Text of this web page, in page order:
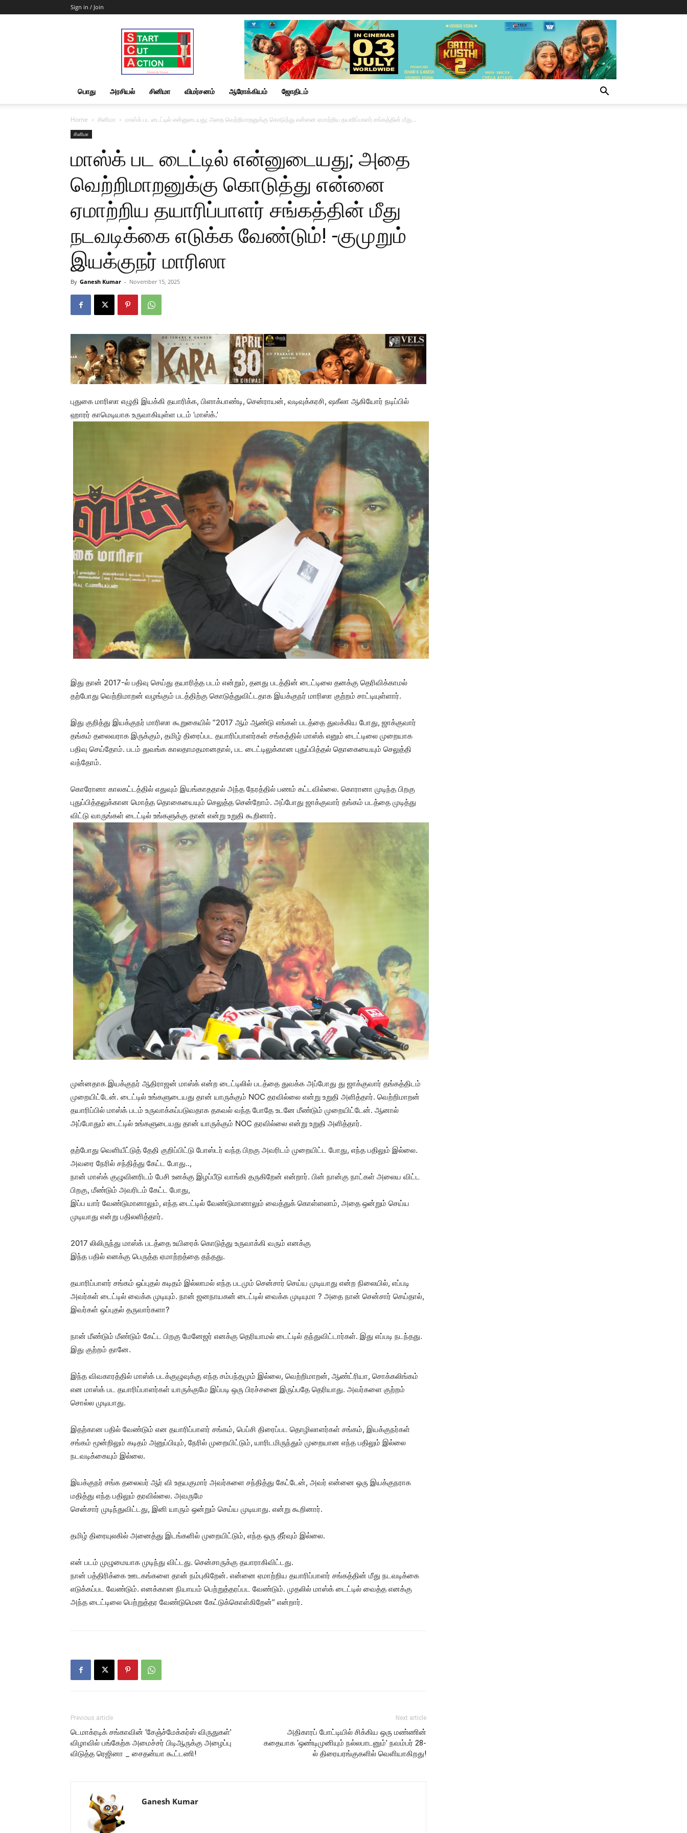
Sign in / Join
Start
Cut
Action
|
News
&
பொது அரசியல் சினிமா விமர்சனம் ஆரோக்கியம் ஜோதிடம்
Home சினிமா மாஸ்க் பட டைட்டில் என்னுடையது; அதை வெற்றிமாறனுக்கு கொடுத்து என்னை ஏமாற்றிய தயாரிப்பாளர் சங்கத்தின் மீது...
சினிமா
மாஸ்க் பட டைட்டில் என்னுடையது; அதை
வெற்றிமாறனுக்கு கொடுத்து என்னை
ஏமாற்றிய தயாரிப்பாளர் சங்கத்தின் மீது
நடவடிக்கை எடுக்க வேண்டும்! -குமுறும்
இயக்குநர் மாரிஸா
By Ganesh Kumar - November 15, 2025
புதுகை மாரிஸா எழுதி இயக்கி தயாரிக்க, பிளாக்பாண்டி, சென்ராயன், வடிவுக்கரசி, ஷகீலா ஆகியோர் நடிப்பில்
ஹாரர் காமெடியாக உருவாகியுள்ள படம் ‘மாஸ்க்.’
இது தான் 2017-ல் பதிவு செய்து தயாரித்த படம் என்றும், தனது படத்தின் டைட்டிலை தனக்கு தெரிவிக்காமல்
தற்போது வெற்றிமாறன் வழங்கும் படத்திற்கு கொடுத்துவிட்டதாக இயக்குநர் மாரிஸா குற்றம் சாட்டியுள்ளார்.
இது குறித்து இயக்குநர் மாரிஸா கூறுகையில் ”2017 ஆம் ஆண்டு எங்கள் படத்தை துவக்கிய போது, ஜாக்குவார்
தங்கம் தலைவராக இருக்கும், தமிழ் திரைப்பட தயாரிப்பாளர்கள் சங்கத்தில் மாஸ்க் எனும் டைட்டிலை முறையாக
பதிவு செய்தோம். படம் துவங்க காலதாமதமானதால், பட டைட்டிலுக்கான புதுப்பித்தல் தொகையையும் செலுத்தி
வந்தோம்.
கொரோனா காலகட்டத்தில் எதுவும் இயங்காததால் அந்த நேரத்தில் பணம் கட்டவில்லை. கொரானா முடிந்த பிறகு
புதுப்பித்தலுக்கான மொத்த தொகையையும் செலுத்த சென்றோம். அப்போது ஜாக்குவார் தங்கம் படத்தை முடித்து
விட்டு வாருங்கள் டைட்டில் உங்களுக்கு தான் என்று உறுதி கூறினார்.
முன்னதாக இயக்குநர் ஆதிராஜன் மாஸ்க் என்ற டைட்டிலில் படத்தை துவக்க அப்போது து ஜாக்குவார் தங்கத்திடம்
முறையிட்டேன். டைட்டில் உங்களுடையது தான் யாருக்கும் NOC தரவில்லை என்று உறுதி அளித்தார். வெற்றிமாறன்
தயாரிப்பில் மாஸ்க் படம் உருவாக்கப்படுவதாக தகவல் வந்த போதே உடனே மீண்டும் முறையிட்டேன். ஆனால்
அப்போதும் டைட்டில் உங்களுடையது தான் யாருக்கும் NOC தரவில்லை என்று உறுதி அளித்தார்.
தற்போது வெளியீட்டுத் தேதி குறிப்பிட்டு போஸ்டர் வந்த பிறகு அவரிடம் முறையிட்ட போது, எந்த பதிலும் இல்லை.
அவரை நேரில் சந்தித்து கேட்ட போது..,
நான் மாஸ்க் குழுவினரிடம் பேசி உனக்கு இழப்பீடு வாங்கி தருகிறேன் என்றார். பின் நான்கு நாட்கள் அலைய விட்ட
பிறகு, மீண்டும் அவரிடம் கேட்ட போது,
இப்ப யார் வேண்டுமானாலும், எந்த டைட்டில் வேண்டுமானாலும் வைத்துக் கொள்ளலாம், அதை ஒன்றும் செய்ய
முடியாது என்று பதிலளித்தார்.
2017 லிலிருந்து மாஸ்க் படத்தை உயிரைக் கொடுத்து உருவாக்கி வரும் எனக்கு
இந்த பதில் எனக்கு பெருத்த ஏமாற்றத்தை தந்தது.
தயாரிப்பாளர் சங்கம் ஒப்புதல் கடிதம் இல்லாமல் எந்த படமும் சென்சார் செய்ய முடியாது என்ற நிலையில், எப்படி
அவர்கள் டைட்டில் வைக்க முடியும். நான் ஜனநாயகன் டைட்டில் வைக்க முடியுமா ? அதை நான் சென்சார் செய்தால்,
இவர்கள் ஒப்புதல் தருவார்களா?
நான் மீண்டும் மீண்டும் கேட்ட பிறகு மேனேஜர் எனக்கு தெரியாமல் டைட்டில் தந்துவிட்டார்கள். இது எப்படி நடந்தது.
இது குற்றம் தானே.
இந்த விவகாரத்தில் மாஸ்க் படக்குழுவுக்கு எந்த சம்பந்தமும் இல்லை, வெற்றிமாறன், ஆண்ட்ரியா, சொக்கலிங்கம்
என மாஸ்க் பட தயாரிப்பாளர்கள் யாருக்குமே இப்படி ஒரு பிரச்சனை இருப்பதே தெரியாது. அவர்களை குற்றம்
சொல்ல முடியாது.
இதற்கான பதில் வேண்டும் என தயாரிப்பாளர் சங்கம், பெப்சி திரைப்பட தொழிலாளர்கள் சங்கம், இயக்குநர்கள்
சங்கம் மூன்றிலும் கடிதம் அனுப்பியும், நேரில் முறையிட்டும், யாரிடமிருந்தும் முறையான எந்த பதிலும் இல்லை
நடவடிக்கையும் இல்லை.
இயக்குநர் சங்க தலைவர் ஆர் வி உதயகுமார் அவர்களை சந்தித்து கேட்டேன், அவர் என்னை ஒரு இயக்குநராக
மதித்து எந்த பதிலும் தரவில்லை. அவருமே
சென்சார் முடிந்துவிட்டது, இனி யாரும் ஒன்றும் செய்ய முடியாது. என்று கூறினார்.
தமிழ் திரையுலகில் அனைத்து இடங்களில் முறையிட்டும், எந்த ஒரு தீர்வும் இல்லை.
என் படம் முழுமையாக முடிந்து விட்டது. சென்சாருக்கு தயாராகிவிட்டது.
நான் பத்திரிக்கை ஊடகங்களை தான் நம்புகிறேன். என்னை ஏமாற்றிய தயாரிப்பாளர் சங்கத்தின் மீது நடவடிக்கை
எடுக்கப்பட வேண்டும். எனக்கான நியாயம் பெற்றுத்தரப்பட வேண்டும். முதலில் மாஸ்க் டைட்டில் வைத்த எனக்கு
அந்த டைட்டிலை பெற்றுத்தர வேண்டுமென கேட்டுக்கொள்கிறேன்” என்றார்.
Previous article
டெமாக்ரடிக் சங்காவின் ‘சேஞ்ச்மேக்கர்ஸ் விருதுகள்’
விழாவில் பங்கேற்க அமைச்சர் பிடிஆருக்கு அழைப்பு
விடுத்த ரெஜினா _ சைதன்யா கூட்டணி!
Next article
அதிகாரப் போட்டியில் சிக்கிய ஒரு மண்ணின்
கதையாக ‘ஒண்டிமுனியும் நல்லபாடனும்’ நவம்பர் 28-
ல் திரையரங்குகளில் வெளியாகிறது!
Ganesh Kumar